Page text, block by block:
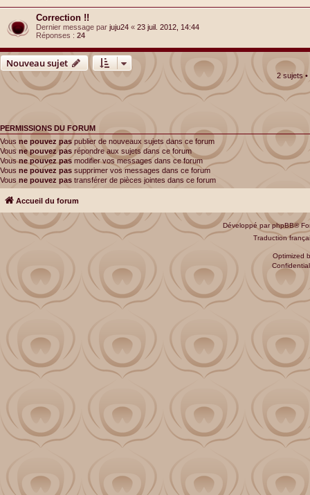
Correction !!
Dernier message par juju24 « 23 juil. 2012, 14:44
Réponses : 24
Nouveau sujet
2 sujets
PERMISSIONS DU FORUM
Vous ne pouvez paspublier de nouveaux sujets dans ce forum
Vous ne pouvez pas répondre aux sujets dans ce forum
Vousne pouvez pas modifier vos messages dans ce forum
Vous ne pouvez pas supprimer vos messages dans ce forum
Vous ne pouvez pas transférer de pièces jointes dans ce forum
Accueil du forum
Développé parphpBB®
Traduction
Optimized